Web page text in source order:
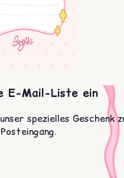
E-Mail-Liste ein
spezielles Geschenk